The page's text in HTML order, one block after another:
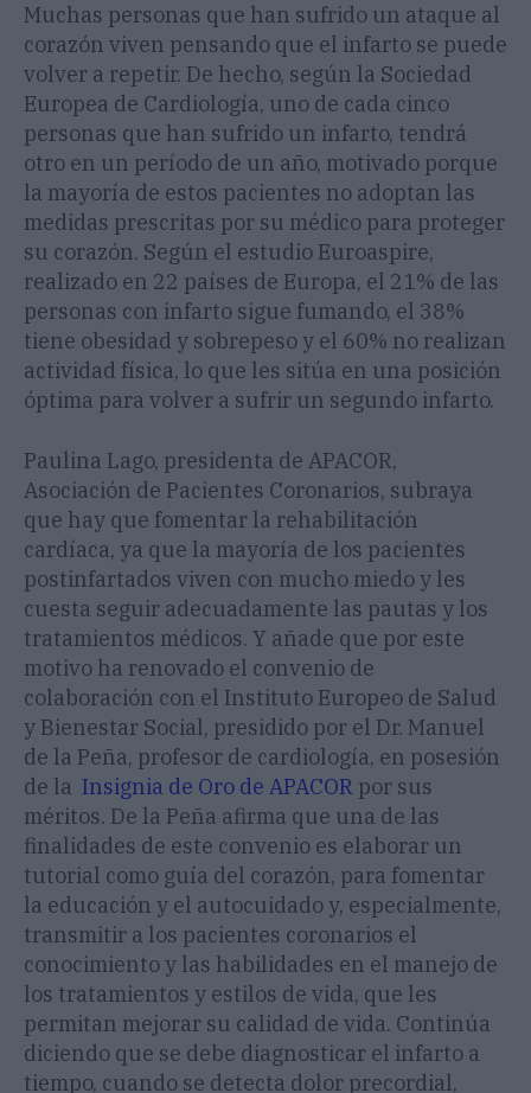
Muchas personas que han sufrido un ataque al
corazón viven pensando que el infarto se puede
volver a repetir. De hecho, según la Sociedad
Europea de Cardiología, uno de cada cinco
personas que han sufrido un infarto, tendrá
otro en un período de un año, motivado porque
la mayoría de estos pacientes no adoptan las
medidas prescritas por su médico para proteger
su corazón. Según el estudio Euroaspire,
realizado en 22 países de Europa, el 21% de las
personas con infarto sigue fumando, el 38%
tiene obesidad y sobrepeso y el 60% no realizan
actividad física, lo que les sitúa en una posición
óptima para volver a sufrir un segundo infarto.
Paulina Lago, presidenta de APACOR,
Asociación de Pacientes Coronarios, subraya
que hay que fomentar la rehabilitación
cardíaca, ya que la mayoría de los pacientes
postinfartados viven con mucho miedo y les
cuesta seguir adecuadamente las pautas y los
tratamientos médicos. Y añade que por este
motivo ha renovado el convenio de
colaboración con el Instituto Europeo de Salud
y Bienestar Social, presidido por el Dr. Manuel
de la Peña, profesor de cardiología, en posesión
de la Insignia de Oro de APACOR por sus
méritos. De la Peña afirma que una de las
finalidades de este convenio es elaborar un
tutorial como guía del corazón, para fomentar
la educación y el autocuidado y, especialmente,
transmitir a los pacientes coronarios el
conocimiento y las habilidades en el manejo de
los tratamientos y estilos de vida, que les
permitan mejorar su calidad de vida. Continúa
diciendo que se debe diagnosticar el infarto a
tiempo, cuando se detecta dolor precordial,